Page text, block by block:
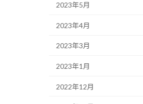
2023年5月
2023年4月
2023年3月
2023年1月
2022年12月